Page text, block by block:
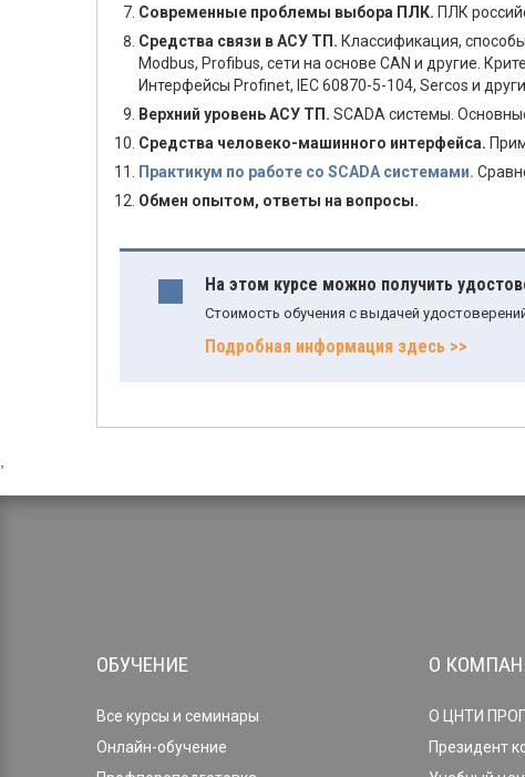
Современные проблемы выбора ПЛК. ПЛК
Средства связи в АСУ ТП. Классификация,
Modbus, Profibus, сети на основе CAN и другие.
Интерфейсы Profinet, IEC 60870-5-104, Sercos и
Верхний уровень АСУ ТП. SCADA системы.
Средства человеко-машинного интерфейса.
Практикум по работе со SCADA системами.
Обмен опытом, ответы на вопросы.
На этом курсе можно получить
Стоимость обучения с выдачей
Подробная информация здесь >>
ОБУЧЕНИЕ
Все курсы и семинары
Онлайн-обучение
О
О ЦНТИ
Президент